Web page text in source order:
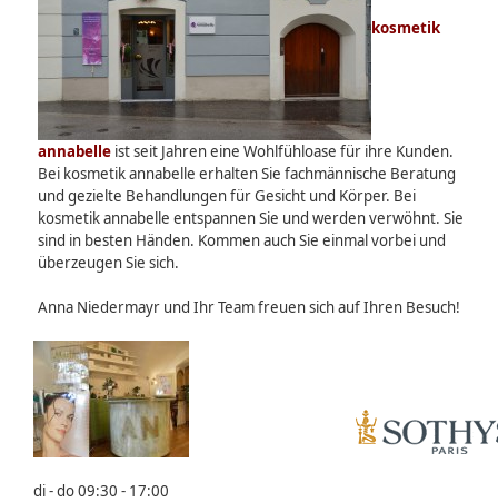
kosmetik
annabelle ist seit Jahren eine Wohlfühloase für ihre Kunden.
Bei kosmetik annabelle erhalten Sie fachmännische Beratung
und gezielte Behandlungen für Gesicht und Körper. Bei
kosmetik annabelle entspannen Sie und werden verwöhnt. Sie
sind in besten Händen. Kommen auch Sie einmal vorbei und
überzeugen Sie sich.
Anna Niedermayr und Ihr Team freuen sich auf Ihren Besuch!
di - do 09:30 - 17:00